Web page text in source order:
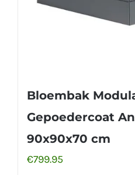
Bloembak
Gepoedercoat
90x90x70 cm
€799.95